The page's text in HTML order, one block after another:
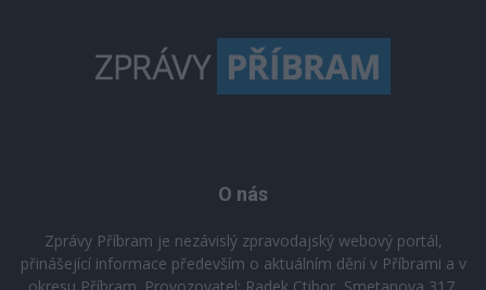
O nás
Zprávy Příbram je nezávislý zpravodajský webový portál,
přinášející informace především o aktuálním dění v Příbrami a v